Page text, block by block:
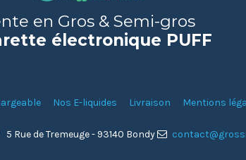
en Gros & Semi-gros
électronique PUFF
Nos E-liquides Livraison Mentions
5 Rue de Tremeuge - 93140 Bondy